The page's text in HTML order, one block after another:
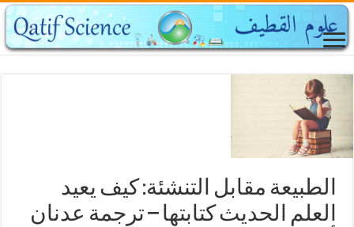
الطبيعة مقابل التنشئة: كيف يعيد
العلم الحديث كتابتها – ترجمة عدنان